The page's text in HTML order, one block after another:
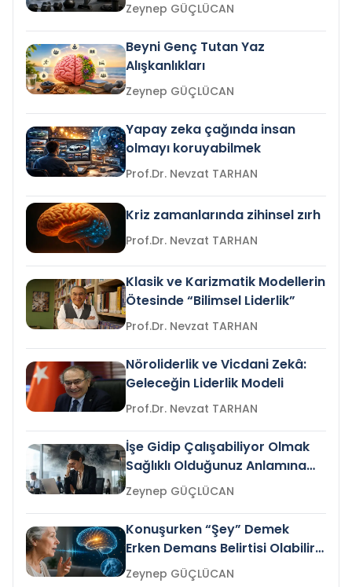
Zeynep GÜÇLÜCAN
Beyni Genç Tutan Yaz
Alışkanlıkları
Zeynep GÜÇLÜCAN
Yapay zeka çağında insan
olmayı koruyabilmek
Prof.Dr. Nevzat TARHAN
Kriz zamanlarında zihinsel zırh
Prof.Dr. Nevzat TARHAN
Klasik ve Karizmatik Modellerin
Ötesinde “Bilimsel Liderlik”
Prof.Dr. Nevzat TARHAN
Nöroliderlik ve Vicdani Zekâ:
Geleceğin Liderlik Modeli
Prof.Dr. Nevzat TARHAN
İşe Gidip Çalışabiliyor Olmak
Sağlıklı Olduğunuz Anlamına
Gelir mi?Zeynep GÜÇLÜCAN
Konuşurken “Şey” Demek
Erken Demans Belirtisi Olabilir
mi?
Zeynep GÜÇLÜCAN